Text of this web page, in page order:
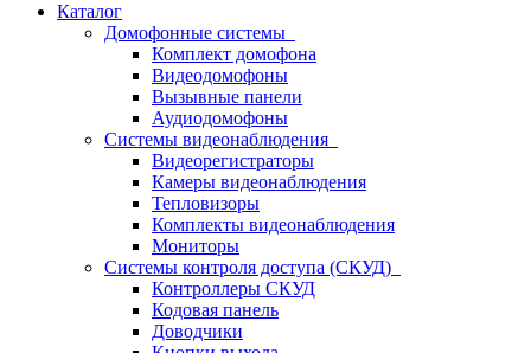
Каталог
Домофонные системы
Комплект домофона
Видеодомофоны
Вызывные панели
Аудиодомофоны
Системы видеонаблюдения
Видеорегистраторы
Камеры видеонаблюдения
Тепловизоры
Комплекты видеонаблюдения
Мониторы
Системы контроля доступа (СКУД)
Контроллеры СКУД
Кодовая панель
Доводчики